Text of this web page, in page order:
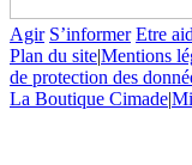
Agir S’informer Etre
Plan du site|Mentions
de protection des
La Boutique Cimade|